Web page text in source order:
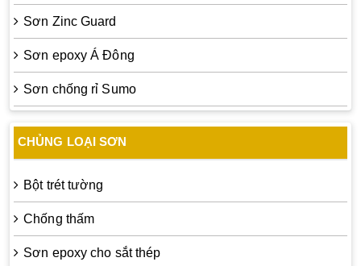
Sơn Zinc Guard
Sơn epoxy Á Đông
Sơn chống rỉ Sumo
CHỦNG LOẠI SƠN
Bột trét tường
Chống thấm
Sơn epoxy cho sắt thép